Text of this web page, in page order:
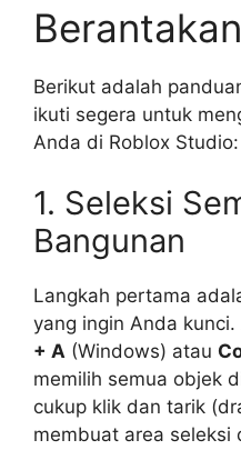
Berantakan
Berikut adalah
ikuti segera untuk
Anda di Roblox Studio:
1. Seleksi
Bangunan
Langkah pertama
yang ingin Anda
+ A (Windows) atau
memilih semua objek
cukup klik dan tarik
membuat area seleksi